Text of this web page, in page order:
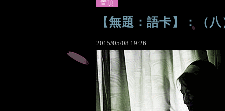
置頂
【無題：語卡】：（
2015/05/08 19:26